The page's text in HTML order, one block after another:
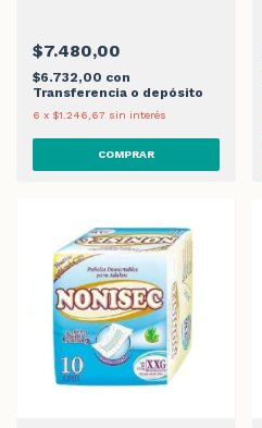
$7.480,00
$6.732,00 con
Transferencia o depósito
6 x $1.246,67 sin interés